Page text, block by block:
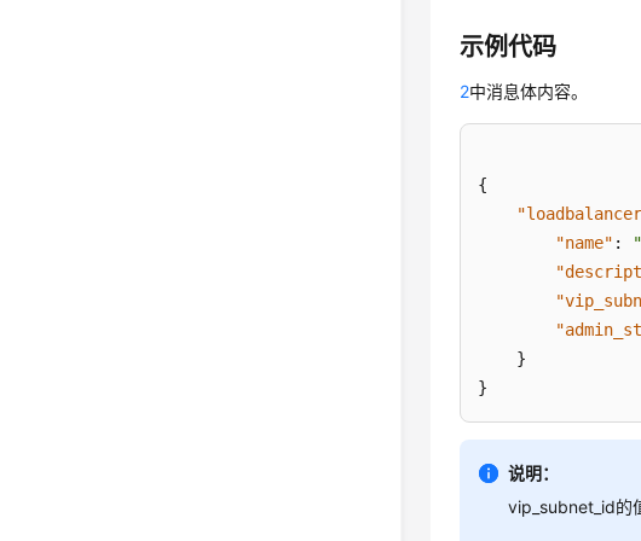
示例代码
2中消息体内容。
{
"name" :
}
}
说明：
vip_subnet_id的